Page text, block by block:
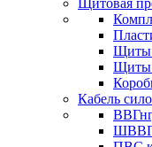
Щитовая
Щиты
Щиты
Кабель
ШВВП